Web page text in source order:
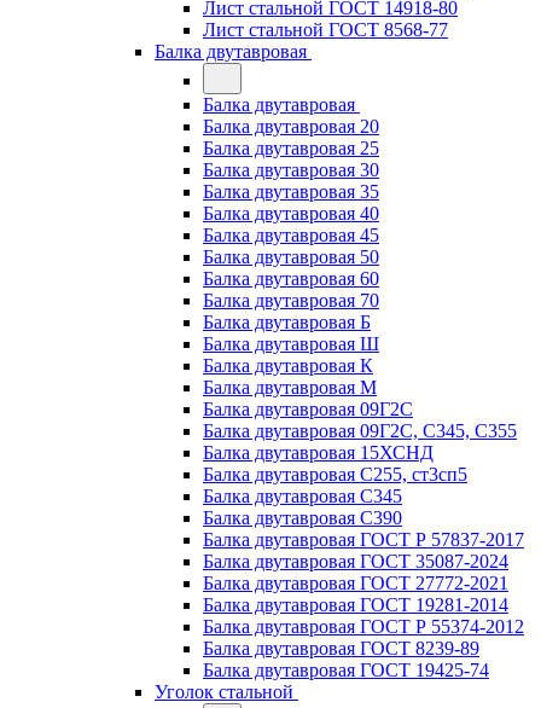
Лист стальной ГОСТ 14918-80
Лист стальной ГОСТ 8568-77
Балка двутавровая
Балка двутавровая
Балка двутавровая 20
Балка двутавровая 25
Балка двутавровая 30
Балка двутавровая 35
Балка двутавровая 40
Балка двутавровая 45
Балка двутавровая 50
Балка двутавровая 60
Балка двутавровая 70
Балка двутавровая Б
Балка двутавровая Ш
Балка двутавровая К
Балка двутавровая М
Балка двутавровая 09Г2С
Балка двутавровая 09Г2С, С345, С355
Балка двутавровая 15ХСНД
Балка двутавровая С255, ст3сп5
Балка двутавровая С345
Балка двутавровая С390
Балка двутавровая ГОСТ Р 57837-2017
Балка двутавровая ГОСТ 35087-2024
Балка двутавровая ГОСТ 27772-2021
Балка двутавровая ГОСТ 19281-2014
Балка двутавровая ГОСТ Р 55374-2012
Балка двутавровая ГОСТ 8239-89
Балка двутавровая ГОСТ 19425-74
Уголок стальной